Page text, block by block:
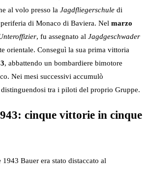
al volo presso la Jagdfliegerschule di
di Monaco di Baviera. Nel marzo
, fu assegnato al Jagdgeschwader
orientale. Conseguì la sua prima vittoria
, abbattendo un bombardiere bimotore
Nei mesi successivi accumulò
tra i piloti del proprio Gruppe.
cinque vittorie in cinque
Bauer era stato distaccato al